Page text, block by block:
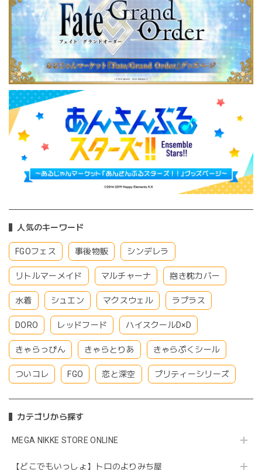
人気のキーワード
FGOフェス 事後物販 シンデレラ
リトルマーメイド マルチャーナ 抱き枕カバー
水着 シュエン マクスウェル ラプラス
DORO レッドフード ハイスクールD×D
きゃらっぴん きゃらとりあ きゃらぷくシール
ついコレ FGO 恋と深空 プリティーシリーズ
カテゴリから探す
MEGA NIKKE STORE ONLINE
【どこでもいっしょ】トロのよりみち屋